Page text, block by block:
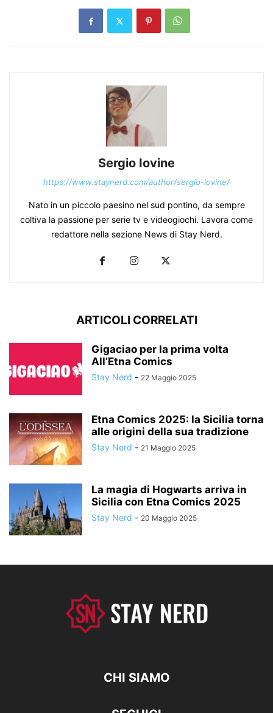
Sergio Iovine
https://www.staynerd.com/author/sergio-iovine/
Nato in un piccolo paesino nel sud pontino, da sempre
coltiva la passione per serie tv e videogiochi. Lavora come
redattore nella sezione News di Stay Nerd.
ARTICOLI CORRELATI
Gigaciao per la prima volta
All’Etna Comics
Stay Nerd - 22 Maggio 2025
Etna Comics 2025: la Sicilia torna
alle origini della sua tradizione
Stay Nerd - 21 Maggio 2025
La magia di Hogwarts arriva in
Sicilia con Etna Comics 2025
Stay Nerd - 20 Maggio 2025
CHI SIAMO